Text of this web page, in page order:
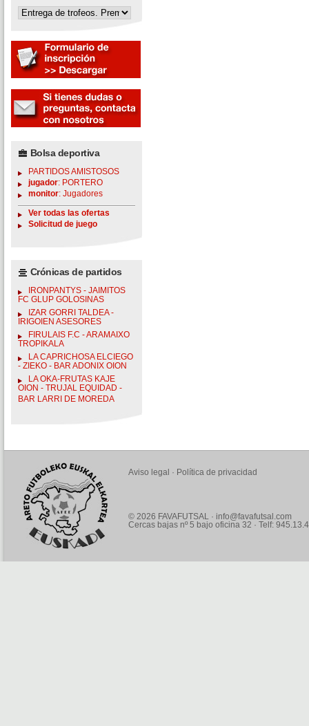
Bolsa deportiva
PARTIDOS AMISTOSOS
jugador: PORTERO
monitor: Jugadores
Ver todas las ofertas
Solicitud de juego
Crónicas de partidos
IRONPANTYS - JAIMITOS
FC GLUP GOLOSINAS
IZAR GORRI TALDEA -
IRIGOIEN ASESORES
FIRULAIS F.C - ARAMAIXO
TROPIKALA
LA CAPRICHOSA ELCIEGO
- ZIEKO - BAR ADONIX OION
LA OKA-FRUTAS KAJE
OION - TRUJAL EQUIDAD -
BAR LARRI DE MOREDA
Aviso legal · Política de privacidad
© 2026 FAVAFUTSAL · info@favafutsal.com
Cercas bajas nº 5 bajo oficina 32 · Telf: